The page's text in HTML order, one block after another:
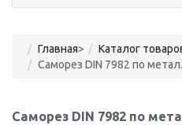
Главная> Каталог
Саморез DIN 7982 по
Саморез DIN 7982 по